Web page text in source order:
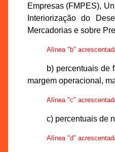
Empresas (FMPES),
Interiorização do
Mercadorias e sobre
Alínea "b"
b) percentuais de
margem operacional,
Alínea "c"
c) percentuais de
Alínea "d"